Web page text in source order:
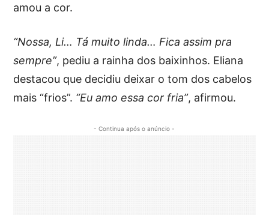
amou a cor.
“Nossa, Li… Tá muito linda… Fica assim pra
sempre”, pediu a rainha dos baixinhos. Eliana
destacou que decidiu deixar o tom dos cabelos
mais “frios”. “Eu amo essa cor fria”, afirmou.
- Continua após o anúncio -